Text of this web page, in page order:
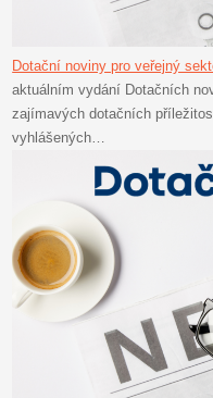
Dotační noviny pro veřejný
aktuálním vydání Dotačních
zajímavých dotačních
vyhlášených…